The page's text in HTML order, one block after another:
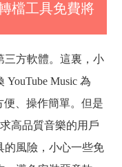
檔工具免費將
三方軟體。這裏，小
Music 為
便、操作簡單。但是
高品質音樂的用戶
的風險，小心一些免